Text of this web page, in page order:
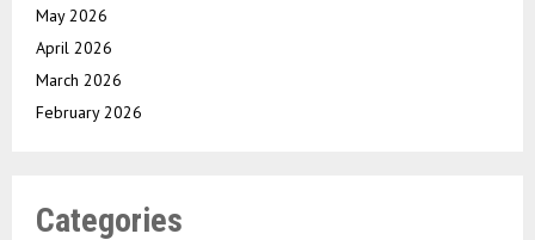
May 2026
April 2026
March 2026
February 2026
Categories